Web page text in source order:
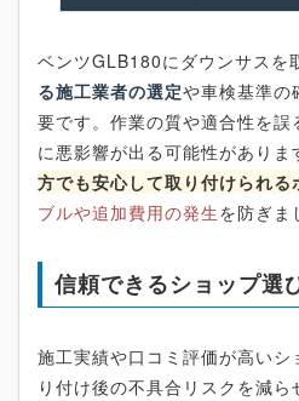
ベンツGLB180にダウンサスを
る施工業者の選定や車検基準の
要です。作業の質や適合性を誤
に悪影響が出る可能性がありま
方でも安心して取り付けられる
ブルや追加費用の発生を防ぎま
信頼できるショップ選
施工実績や口コミ評価が高いシ
り付け後の不具合リスクを減ら